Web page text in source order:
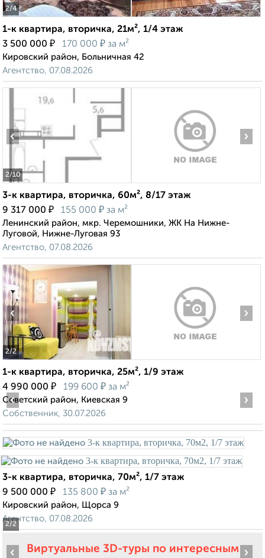
2/4
1-к квартира, вторичка, 21м², 1/4 этаж
3 500 000 ₽ 170 000 ₽ за м²
Кировский район, Больничная 42
Агентство, 07.08.2026
2/10
‹ ›
3-к квартира, вторичка, 60м², 8/17 этаж
9 317 000 ₽ 155 000 ₽ за м²
Ленинский район, мкр. Черемошники, ЖК На Нижне-
Луговой, Нижне-Луговая 93
Агентство, 07.08.2026
2/2
‹ ›
1-к квартира, вторичка, 25м², 1/9 этаж
4 990 000 ₽ 199 600 ₽ за м²
Советский район, Киевская 9
Собственник, 30.07.2026
2/2
‹ ›
3-к квартира, вторичка, 70м², 1/7 этаж
9 500 000 ₽ 135 800 ₽ за м²
Кировский район, Щорса 9
Агентство, 07.08.2026
Виртуальные 3D-туры по интересным
‹ ›